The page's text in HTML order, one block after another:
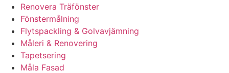
Renovera Träfönster
Fönstermålning
Flytspackling & Golvavjämning
Måleri & Renovering
Tapetsering
Måla Fasad